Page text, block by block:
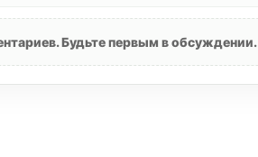
Будьте первым в обсуждении.